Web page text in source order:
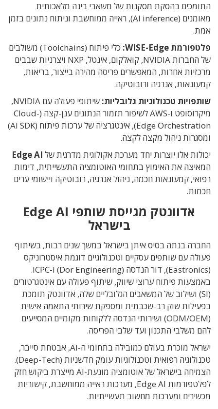
התומכים בהסקת מסקנות של משאבי בינה מלאכותית
מאומנים (AI inference), ראייה ממוחשבת וניתוח נתונים בזמן
אמת.
פלטפורמת WISE-Edge:
כלי פיתוח (Toolchains) משולבים
של החברות NVIDIA, קואלקום, אינטל, NXP ויצרניות שבבים
מרכזיות אחרות, המאפשרים פריסה מהירה בייצור, בריאות,
קמעונאות, אנרגיה ורובוטיקה.
שותפויות טכנולוגיות גלובליות:
שיתופי פעולה עם NVIDIA,
מיקרוסופט ו-AWS לשיפור תזמור הנתונים ענן-קצה (Cloud-
Edge Orchestration), אינטגרציה של ערכות פיתוח (AI SDK)
ומסגרות ניהול מקצה לקצה.
יכולות אלו יוצרות יחד מערכת אקולוגית מדרגית של Edge AI
המאיצה את האימוץ בתחומי האוטומציה התעשייתית, דימות
רפואי, קמעונאות חכמה, ניהול אנרגיה, רובוטיקה ויישומי ערים
חכמות.
אדוונטק מגייסת שותפי Edge AI
בישראל
החברה בנתה בסיס איתן בישראל במשך שנים רבות, בשיתוף
פעולה עם שותפים עסקיים וטכנולוגיים דוגמת איסטרוניקס
(
Eastronics), דור הנדסה (Dor Engineering
) ו-ICPC.
באמצעות פיתוח ערוצי שיווק, שיתוף פעולה עם אינטגרטורים
(SI) ושילוב של המשאבים הגלובליים שלה, אדוונטק תומכת
בפעילות שוק רב-שכבתית ומספקת שירותי התאמה אישית
(ODM/OEM) ושירותי הנדסה ללקוחות מקומיים המסייעים
להם משלבי התכנון ועד שלבי הפריסה.
ישראל מוכרת בעולם כמובילה בתחומי ה-AI, אבטחת סייבר,
טכנולוגיה רפואית וטכנולוגיות עומק חדשניות (Deep-Tech).
הצמיחה בישראל של אוטומציה מונעת-AI מייצרת ביקוש חזק
לפלטפורמות Edge AI, מערכות ראייה ממוחשבת, קישוריות
מכשירים ומערכות מחשוב תעשייתיות.